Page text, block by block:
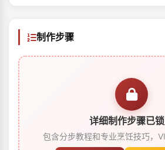
制作步骤
详细制作步骤已
包含分步教程和专业烹饪技巧，